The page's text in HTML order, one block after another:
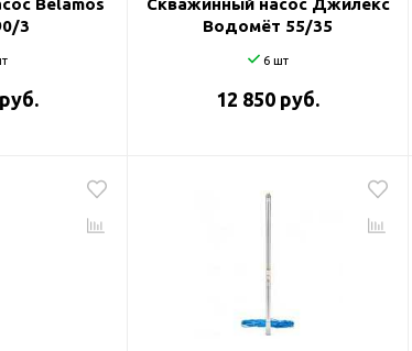
Belamos
3
Скважинный насос Джилекс
Водомёт 55/35
6 шт
12 850 руб.